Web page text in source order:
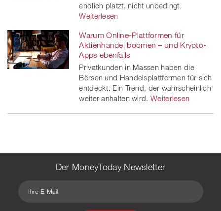
endlich platzt, nicht unbedingt.
Weiterlesen
Warum Online-Plattformen für
Aktienhandel boomen – und Krypto-
Apps ebenfalls
Privatkunden in Massen haben die
Börsen und Handelsplattformen für sich
entdeckt. Ein Trend, der wahrscheinlich
weiter anhalten wird. Weiterlesen
Der MoneyToday Newsletter